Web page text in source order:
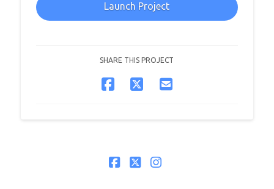
Launch Project
SHARE THIS PROJECT